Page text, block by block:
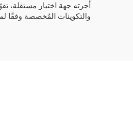
والتكوينات المُخصصة وفقًا